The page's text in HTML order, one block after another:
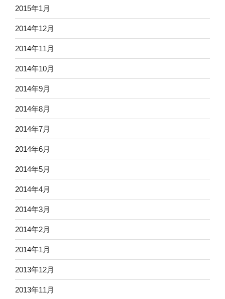
2015年1月
2014年12月
2014年11月
2014年10月
2014年9月
2014年8月
2014年7月
2014年6月
2014年5月
2014年4月
2014年3月
2014年2月
2014年1月
2013年12月
2013年11月